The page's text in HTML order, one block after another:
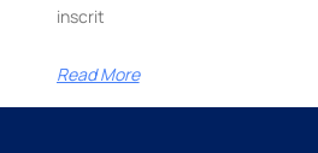
inscrit
Read More